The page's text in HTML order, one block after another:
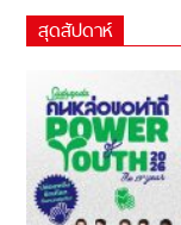
สุดสัปดาห์